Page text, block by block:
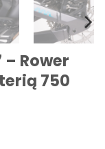
Rower
750